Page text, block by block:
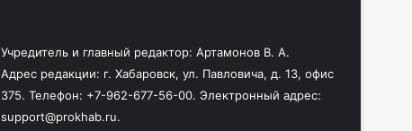
Учредитель и главный редактор: Артамонов В. А.
Адрес редакции: г. Хабаровск, ул. Павловича, д. 13, офис
375. Телефон: +7-962-677-56-00. Электронный адрес:
support@prokhab.ru.